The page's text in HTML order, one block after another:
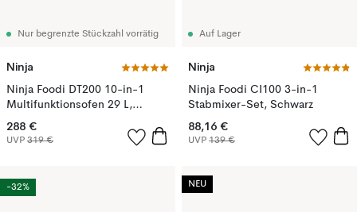
Nur begrenzte Stückzahl vorrätig
Ninja
Ninja Foodi DT200 10-in-1
Multifunktionsofen 29 L,
Edelstahl
288 €
UVP 319 €
Auf Lager
Ninja
Ninja Foodi CI100 3-in-1
Stabmixer-Set, Schwarz
88,16 €
UVP 139 €
-32% NEU